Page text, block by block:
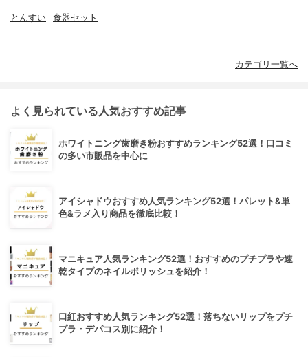
とんすい 食器セット
カテゴリ一覧へ
よく見られている人気おすすめ記事
ホワイトニング歯磨き粉おすすめランキング52選！口コミ
の多い市販品を中心に
アイシャドウおすすめ人気ランキング52選！パレット&単
色&ラメ入り商品を徹底比較！
マニキュア人気ランキング52選！おすすめのプチプラや速
乾タイプのネイルポリッシュを紹介！
口紅おすすめ人気ランキング52選！落ちないリップをプチ
プラ・デパコス別に紹介！